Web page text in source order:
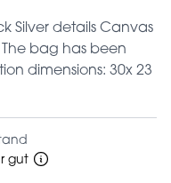
Silver details Canvas
bag has been
dimensions: 30x 23
gut